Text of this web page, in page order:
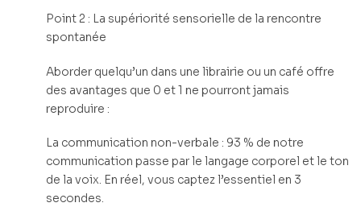
Point 2 : La supériorité sensorielle de la rencontre
spontanée
Aborder quelqu’un dans une librairie ou un café offre
des avantages que 0 et 1 ne pourront jamais
reproduire :
La communication non-verbale : 93 % de notre
communication passe par le langage corporel et le ton
de la voix. En réel, vous captez l’essentiel en 3
secondes.